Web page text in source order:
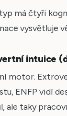
má čtyři
vysvětluje
intuice
motor.
ENFP vidí
ale taky